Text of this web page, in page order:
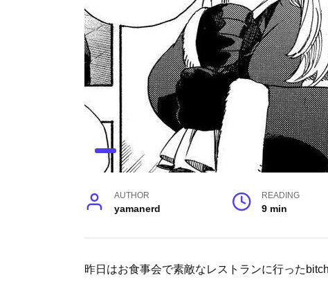
AUTHOR
yamanerd
READING
9 min
昨日はお食事会で素敵なレストランに行った